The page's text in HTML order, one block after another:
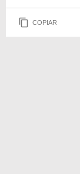
COPIAR